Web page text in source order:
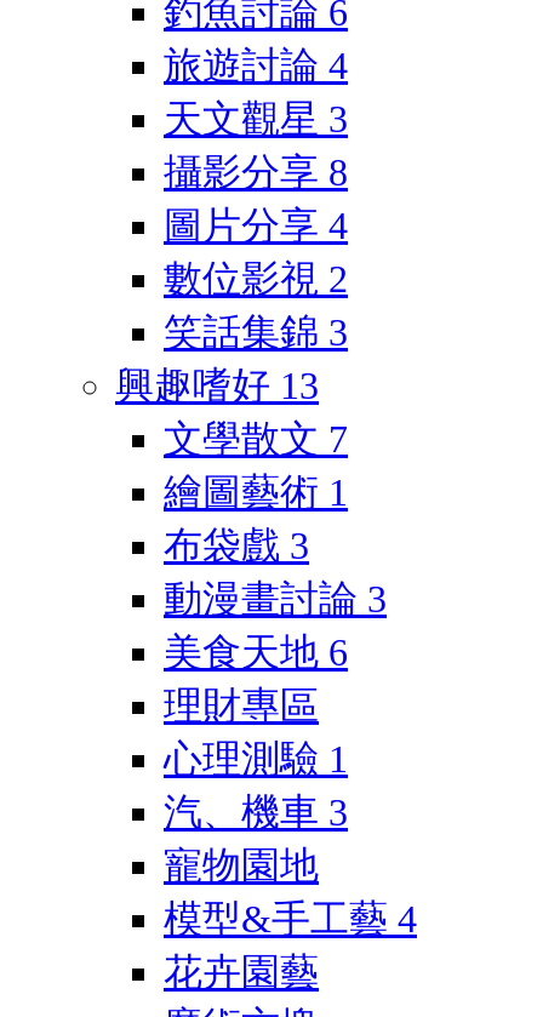
釣魚討論 6
旅遊討論 4
天文觀星 3
攝影分享 8
圖片分享 4
數位影視 2
笑話集錦 3
興趣嗜好 13
文學散文 7
繪圖藝術 1
布袋戲 3
動漫畫討論 3
美食天地 6
理財專區
心理測驗 1
汽、機車 3
寵物園地
模型&手工藝 4
花卉園藝